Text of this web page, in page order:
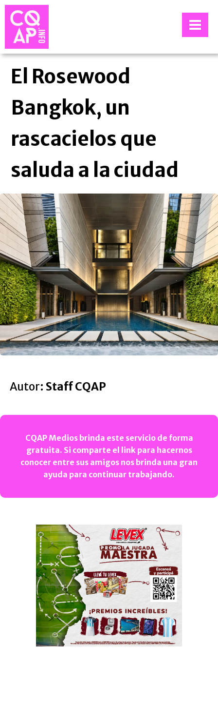
El Rosewood
Bangkok, un
rascacielos que
saluda a la ciudad
Autor: Staff CQAP
CQAP Medios brinda este servicio de forma
gratuita. Si comparte el link para hacernos
conocer entre sus amigos nos brinda una gran
ayuda para continuar trabajando.